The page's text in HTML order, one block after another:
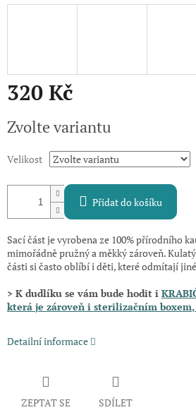
320 Kč
cena:
Zvolte variantu
Velikost
Přidat do košíku
Sací část je vyrobena ze 100% přírodního
mimořádně pružný a měkký zároveň.
části si často oblíbí i děti, které odmítají
> K dudlíku se vám bude hodit i
která je zároveň i sterilizačním boxem
Detailní informace
ZEPTAT SE SDÍLET